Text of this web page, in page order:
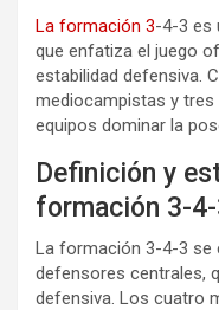
La formación 3-4-3 es
que enfatiza el juego
estabilidad defensiva.
mediocampistas y tres
equipos dominar la
Definición y
formación 3-
La formación 3-4-3 se
defensores centrales,
defensiva. Los cuatro